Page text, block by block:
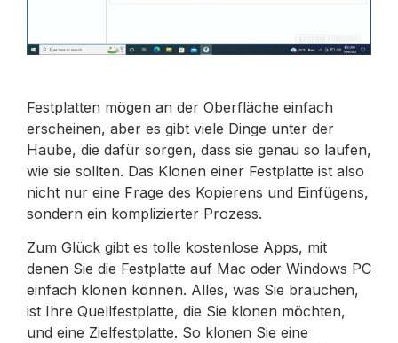
Festplatten mögen an der Oberfläche einfach
erscheinen, aber es gibt viele Dinge unter der
Haube, die dafür sorgen, dass sie genau so laufen,
wie sie sollten. Das Klonen einer Festplatte ist also
nicht nur eine Frage des Kopierens und Einfügens,
sondern ein komplizierter Prozess.
Zum Glück gibt es tolle kostenlose Apps, mit
denen Sie die Festplatte auf Mac oder Windows PC
einfach klonen können. Alles, was Sie brauchen,
ist Ihre Quellfestplatte, die Sie klonen möchten,
und eine Zielfestplatte. So klonen Sie eine